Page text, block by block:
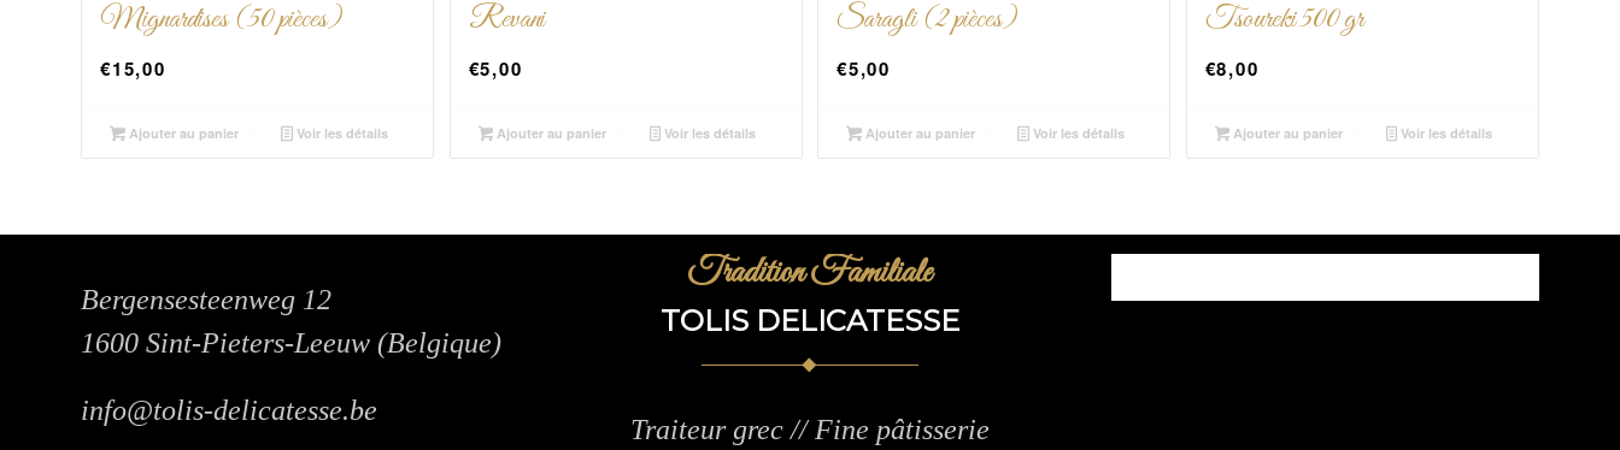
Mignardises (50 pièces)
€15,00
Ajouter au panier Voir les détails
Revani
€5,00
Ajouter au panier Voir les détails
Saragli (2 pièces)
€5,00
Ajouter au panier Voir les détails
Tsoureki 500 gr
€8,00
Ajouter au panier Voir les détails
Bergensesteenweg 12
1600 Sint-Pieters-Leeuw (Belgique)
info@tolis-delicatesse.be
Tradition Familiale
TOLIS DELICATESSE
Traiteur grec // Fine pâtisserie